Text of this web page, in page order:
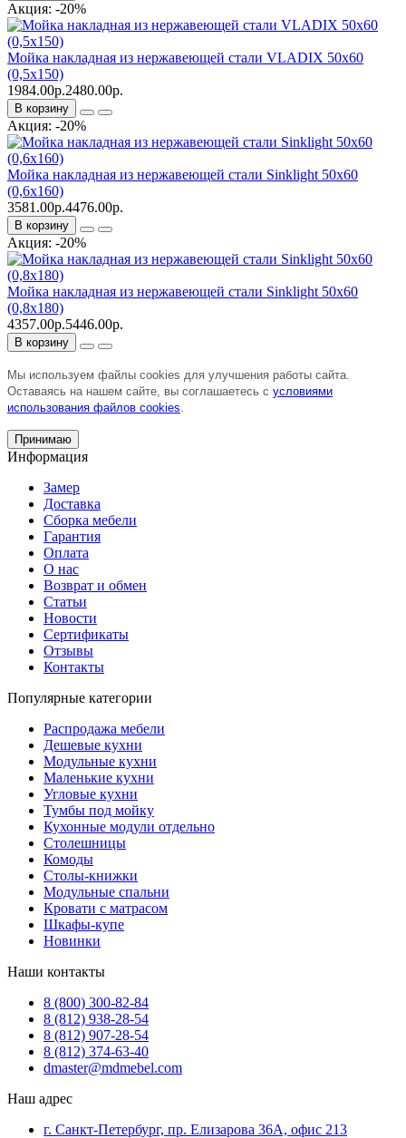
Акция: -20%
Мойка накладная из нержавеющей стали VLADIX 50х60
(0,5х150)
1984.00р.2480.00р.
В корзину
Акция: -20%
Мойка накладная из нержавеющей стали Sinklight 50х60
(0,6х160)
3581.00р.4476.00р.
В корзину
Акция: -20%
Мойка накладная из нержавеющей стали Sinklight 50х60
(0,8х180)
4357.00р.5446.00р.
В корзину
Мы используем файлы cookies для улучшения работы сайта.
Оставаясь на нашем сайте, вы соглашаетесь с условиями
использования файлов cookies.
Принимаю
Информация
Замер
Доставка
Сборка мебели
Гарантия
Оплата
О нас
Возврат и обмен
Статьи
Новости
Сертификаты
Отзывы
Контакты
Популярные категории
Распродажа мебели
Дешевые кухни
Модульные кухни
Маленькие кухни
Угловые кухни
Тумбы под мойку
Кухонные модули отдельно
Столешницы
Комоды
Столы-книжки
Модульные спальни
Кровати с матрасом
Шкафы-купе
Новинки
Наши контакты
8 (800) 300-82-84
8 (812) 938-28-54
8 (812) 907-28-54
8 (812) 374-63-40
dmaster@mdmebel.com
Наш адрес
г. Санкт-Петербург, пр. Елизарова 36А, офис 213